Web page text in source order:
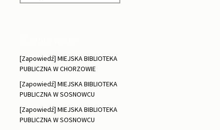
[Zapowiedź] MIEJSKA BIBLIOTEKA
PUBLICZNA W CHORZOWIE
[Zapowiedź] MIEJSKA BIBLIOTEKA
PUBLICZNA W SOSNOWCU
[Zapowiedź] MIEJSKA BIBLIOTEKA
PUBLICZNA W SOSNOWCU